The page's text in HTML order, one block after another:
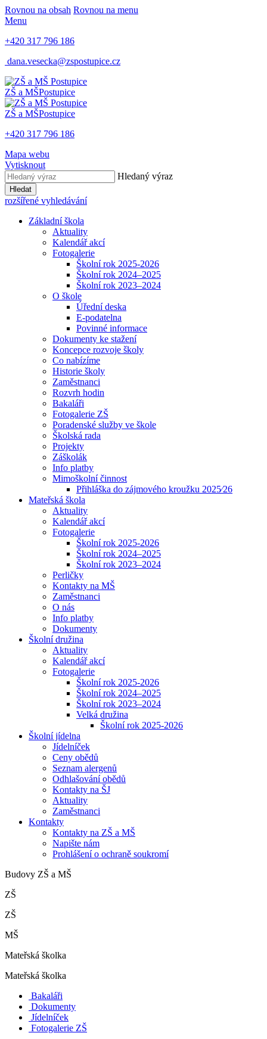
Rovnou na obsah Rovnou na menu
Menu
+420 317 796 186
dana.vesecka@zspostupice.cz
ZŠ a MŠPostupice
ZŠ a MŠPostupice
+420 317 796 186
Mapa webu
Vytisknout
Hledaný výraz
Hledat
rozšířené vyhledávání
Základní škola
Aktuality
Kalendář akcí
Fotogalerie
Školní rok 2025-2026
Školní rok 2024–2025
Školní rok 2023–2024
O škole
Úřední deska
E-podatelna
Povinné informace
Dokumenty ke stažení
Koncepce rozvoje školy
Co nabízíme
Historie školy
Zaměstnanci
Rozvrh hodin
Bakaláři
Fotogalerie ZŠ
Poradenské služby ve škole
Školská rada
Projekty
Záškolák
Info platby
Mimoškolní činnost
Přihláška do zájmového kroužku 2025⁄26
Mateřská škola
Aktuality
Kalendář akcí
Fotogalerie
Školní rok 2025-2026
Školní rok 2024–2025
Školní rok 2023–2024
Perličky
Kontakty na MŠ
Zaměstnanci
O nás
Info platby
Dokumenty
Školní družina
Aktuality
Kalendář akcí
Fotogalerie
Školní rok 2025-2026
Školní rok 2024–2025
Školní rok 2023–2024
Velká družina
Školní rok 2025-2026
Školní jídelna
Jídelníček
Ceny obědů
Seznam alergenů
Odhlašování obědů
Kontakty na ŠJ
Aktuality
Zaměstnanci
Kontakty
Kontakty na ZŠ a MŠ
Napište nám
Prohlášení o ochraně soukromí
Budovy ZŠ a MŠ
ZŠ
ZŠ
MŠ
Mateřská školka
Mateřská školka
Bakaláři
Dokumenty
Jídelníček
Fotogalerie ZŠ